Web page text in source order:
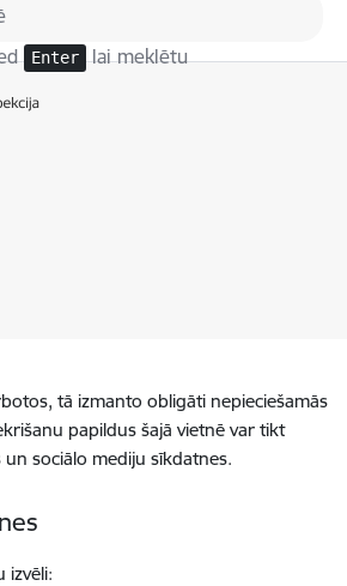
Enter lai meklētu
tā izmanto obligāti nepieciešamās
papildus šajā vietnē var tikt
sociālo mediju sīkdatnes.
izvēli: